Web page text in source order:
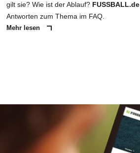
gilt sie? Wie ist der Ablauf? FUSSBALL.de
Antworten zum Thema im FAQ.
Mehr lesen